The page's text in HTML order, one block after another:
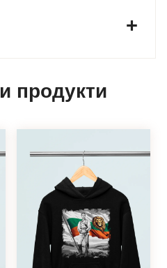
продукти